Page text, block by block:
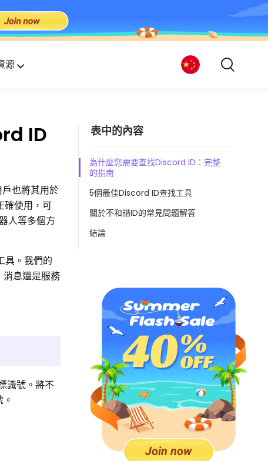
源
ID
也將其用於
確使用，可
人等多個方
具。我們的
消息還是服務
識號。將不
表中的內容
為什麼您需要查找Discord ID：完整
的指南
5個最佳Discord ID查找工具
關於不和諧ID的常見問題解答
結論